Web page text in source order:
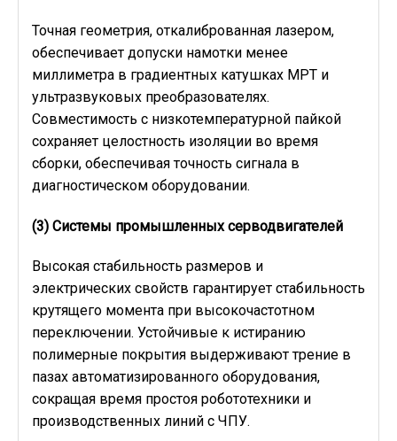
Точная геометрия, откалиброванная лазером,
обеспечивает допуски намотки менее
миллиметра в градиентных катушках МРТ и
ультразвуковых преобразователях.
Совместимость с низкотемпературной пайкой
сохраняет целостность изоляции во время
сборки, обеспечивая точность сигнала в
диагностическом оборудовании.
(3) Системы промышленных серводвигателей
Высокая стабильность размеров и
электрических свойств гарантирует стабильность
крутящего момента при высокочастотном
переключении. Устойчивые к истиранию
полимерные покрытия выдерживают трение в
пазах автоматизированного оборудования,
сокращая время простоя робототехники и
производственных линий с ЧПУ.